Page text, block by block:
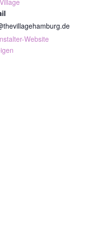
Website